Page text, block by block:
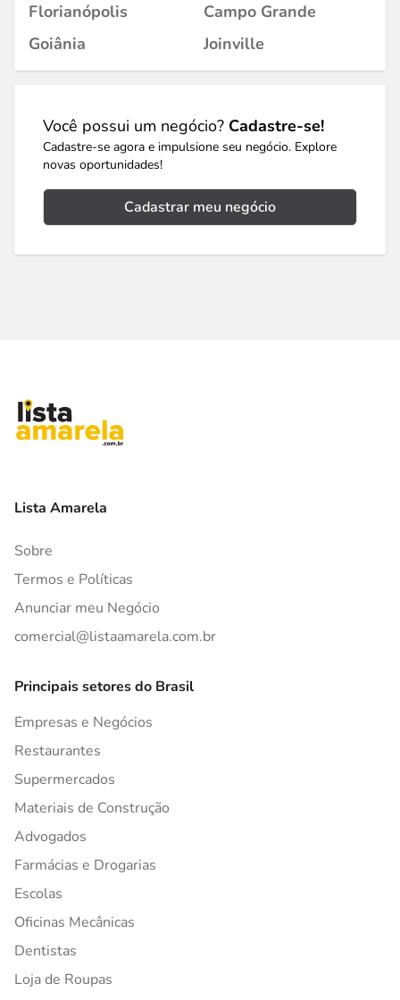
Florianópolis
Campo Grande
Goiânia
Joinville
Você possui um negócio? Cadastre-se!
Cadastre-se agora e impulsione seu negócio. Explore
novas oportunidades!
Cadastrar meu negócio
Lista Amarela
Sobre
Termos e Políticas
Anunciar meu Negócio
comercial@listaamarela.com.br
Principais setores do Brasil
Empresas e Negócios
Restaurantes
Supermercados
Materiais de Construção
Advogados
Farmácias e Drogarias
Escolas
Oficinas Mecânicas
Dentistas
Loja de Roupas